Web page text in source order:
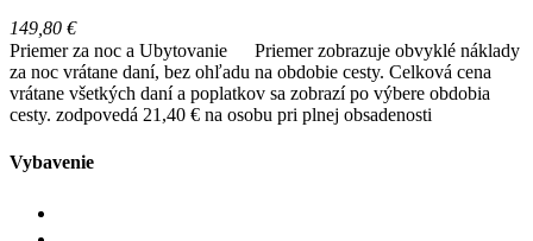
149,80 €
Priemer za noc a Ubytovanie
Priemer zobrazuje obvyklé náklady
za noc vrátane daní, bez ohľadu na obdobie cesty. Celková cena
vrátane všetkých daní a poplatkov sa zobrazí po výbere obdobia
cesty. zodpovedá 21,40 € na osobu pri plnej obsadenosti
Vybavenie